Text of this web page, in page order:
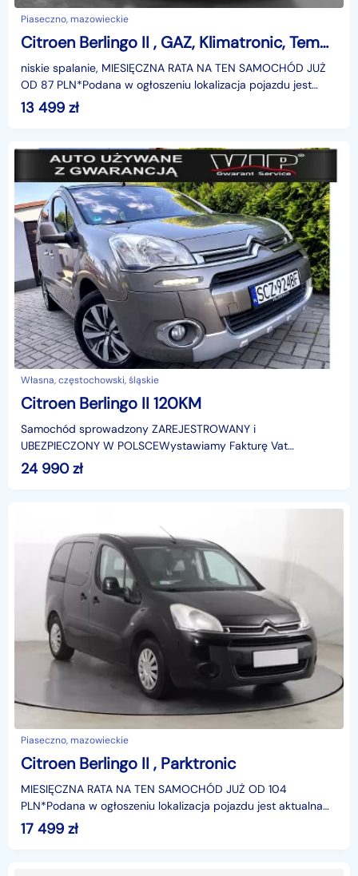
Piaseczno, mazowieckie
Citroen Berlingo II , GAZ, Klimatronic, Tempomat, Podgrzewane siedzienia
niskie spalanie, MIESIĘCZNA RATA NA TEN SAMOCHÓD JUŻ
OD 87 PLN*Podana w ogłoszeniu lokalizacja pojazdu jest
aktualna na dzień wystawienia ogłoszenia. Przed prz
13 499 zł
Własna, częstochowski, śląskie
Citroen Berlingo II 120KM
Samochód sprowadzony ZAREJESTROWANY i
UBEZPIECZONY W POLSCEWystawiamy Fakturę Vat
marżaKupujący zwolniony z opłaty skarbowejBez względu na
warunki atmosferyczne
24 990zł
Piaseczno, mazowieckie
Citroen Berlingo II , Parktronic
MIESIĘCZNA RATA NA TEN SAMOCHÓD JUŻ OD 104
PLN*Podana w ogłoszeniu lokalizacja pojazdu jest aktualna
na dzień wystawienia ogłoszenia. Przed przyjazdem do
17 499 zł